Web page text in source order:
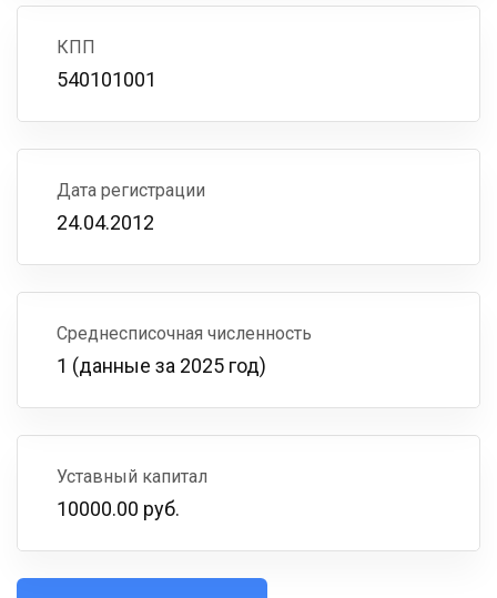
КПП
540101001
Дата регистрации
24.04.2012
Среднесписочная численность
1 (данные за 2025 год)
Уставный капитал
10000.00 руб.